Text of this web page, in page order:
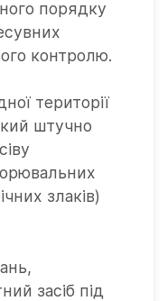
порядку
контролю.
території
штучно
злаків)
засіб під